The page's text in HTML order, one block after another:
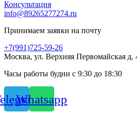
Консультация
info@89265277274.ru
Принимаем заявки на почту
+7(991)725-59-26
Москва, ул. Верхняя Первомайская д.
Часы работы будни с 9:30 до 18:30
Whatsapp